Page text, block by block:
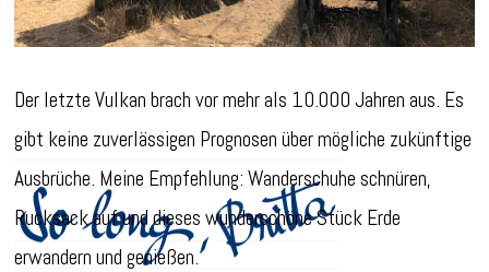
Der letzte Vulkan brach vor mehr als 10.000 Jahren aus. Es
gibt keine zuverlässigen Prognosen über mögliche zukünftige
Ausbrüche. Meine Empfehlung: Wanderschuhe schnüren,
Rucksack auf und dieses wunderschöne Stück Erde
erwandern und genießen.